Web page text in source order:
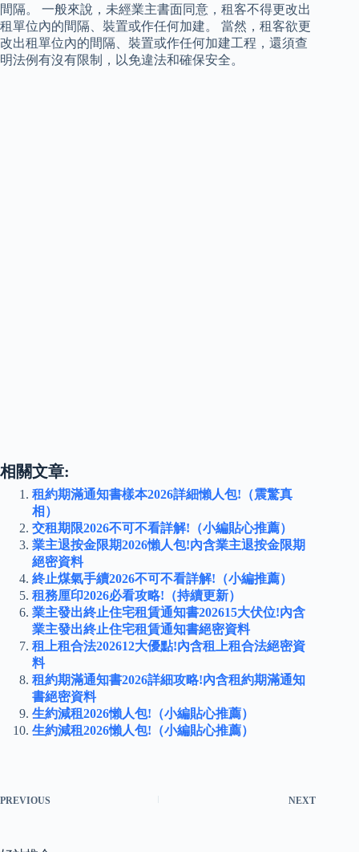
間隔。 一般來說，未經業主書面同意，租客不得更改出
租單位內的間隔、裝置或作任何加建。 當然，租客欲更
改出租單位內的間隔、裝置或作任何加建工程，還須查
明法例有沒有限制，以免違法和確保安全。
相關文章:
租約期滿通知書樣本2026詳細懶人包!（震驚真
相）
交租期限2026不可不看詳解!（小編貼心推薦）
業主退按金限期2026懶人包!內含業主退按金限期
絕密資料
終止煤氣手續2026不可不看詳解!（小編推薦）
租務厘印2026必看攻略!（持續更新）
業主發出終止住宅租賃通知書202615大伏位!內含
業主發出終止住宅租賃通知書絕密資料
租上租合法202612大優點!內含租上租合法絕密資
料
租約期滿通知書2026詳細攻略!內含租約期滿通知
書絕密資料
生約減租2026懶人包!（小編貼心推薦）
生約減租2026懶人包!（小編貼心推薦）
PREVIOUS NEXT